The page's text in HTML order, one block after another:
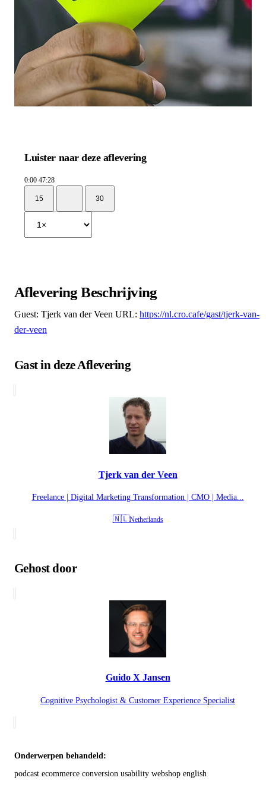
Luister naar deze aflevering
0:00 47:28
15 30
Aflevering Beschrijving
Guest: Tjerk van der Veen URL: https://nl.cro.cafe/gast/tjerk-van-
der-veen
Gast in deze Aflevering
Tjerk van der Veen
Freelance | Digital Marketing Transformation | CMO | Media...
🇳🇱Netherlands
Gehost door
Guido X Jansen
Cognitive Psychologist & Customer Experience Specialist
Onderwerpen behandeld:
podcast ecommerce conversion usability webshop english